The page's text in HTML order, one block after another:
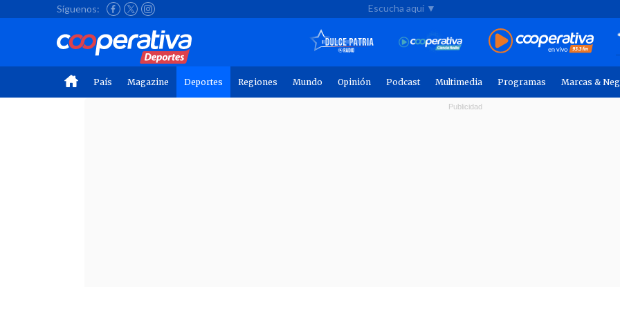
Síguenos: Escucha aquí ▼
País Magazine Deportes Regiones Mundo Opinión Podcast Multimedia Programas Marcas &